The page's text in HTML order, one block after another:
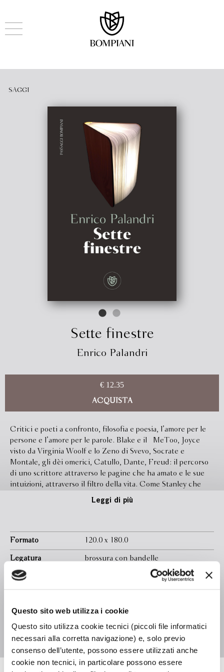
Questo sito web utilizza i cookie
Questo sito utilizza cookie tecnici (piccoli file informatici
necessari alla corretta navigazione) e, solo previo
consenso dell’utente, possono essere utilizzati anche
cookie non tecnici, in particolare possono essere
SAGGI
Sette finestre
Enrico Palandri
€ 12.35
ACQUISTA
Critici e poeti a confronto, filosofia e poesia, l’amore per le
persone e l’amore per le parole. Blake e il #MeToo, Joyce
visto da Virginia Woolf e lo Zeno di Svevo, Socrate e
Montale, gli dèi omerici, Catullo, Dante, Freud: il percorso
di uno scrittore attraverso le pagine che ha amato e le sue
intuizioni, attraverso il filtro della vita. Come Stanley che
continuare a cercare. Perché “nello scrivere e nel leggere
Gli esploratori che si sono addentrati nella giungla sono le
nostre letture. La ricerca è il mondo poetico.” E ancora:
“Seguivamo Livingstone ma fin dall’inizio abbiamo iniziato a
dubitare che fosse passato di qui. Iniziamo ad avvertire i
pericoli ai quali è sopravvissuto, i prezzi che ha pagato,
siamo qui, indietro non si torna. Stiamo leggendo?
traducendo? scrivendo? Speriamo di riuscire a sorriderci...”.
Leggi di più
Formato 120.0 x 180.0
Legatura brossura con bandelle
Pagine
Ebook Disponibile
Isbn 9788830119376